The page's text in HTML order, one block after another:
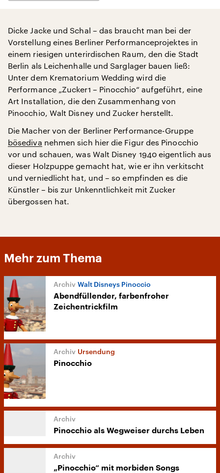
Dicke Jacke und Schal – das braucht man bei der
Vorstellung eines Berliner Performanceprojektes in
einem riesigen unterirdischen Raum, den die Stadt
Berlin als Leichenhalle und Sarglager bauen ließ:
Unter dem Krematorium Wedding wird die
Performance „Zucker1 – Pinocchio“ aufgeführt, eine
Art Installation, die den Zusammenhang von
Pinocchio, Walt Disney und Zucker herstellt.
Die Macher von der Berliner Performance-Gruppe
bösediva nehmen sich hier die Figur des Pinocchio
vor und schauen, was Walt Disney 1940 eigentlich aus
dieser Holzpuppe gemacht hat, wie er ihn verkitscht
und verniedlicht hat, und – so empfinden es die
Künstler – bis zur Unkenntlichkeit mit Zucker
übergossen hat.
Mehr zum Thema
Walt Disneys Pinoccio
Abendfüllender, farbenfroher
Zeichentrickfilm
Ursendung
Pinocchio
Pinocchio als Wegweiser durchs Leben
„Pinocchio“ mit morbiden Songs